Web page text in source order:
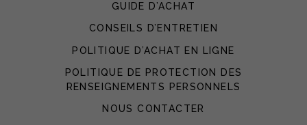
GUIDE D’ACHAT
CONSEILS D’ENTRETIEN
POLITIQUE D’ACHAT EN LIGNE
POLITIQUE DE PROTECTION DES
RENSEIGNEMENTS PERSONNELS
NOUS CONTACTER